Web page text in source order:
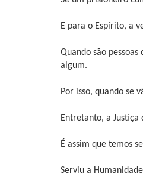
E para o Espírito, a
Quando são
algum.
Por isso, quando se
Entretanto, a
É assim que temos
Serviu a